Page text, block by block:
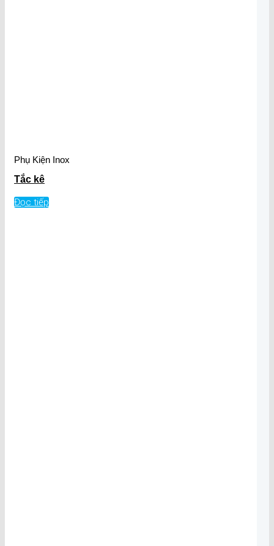
Phụ Kiện Inox
Tắc kê
Đọc tiếp